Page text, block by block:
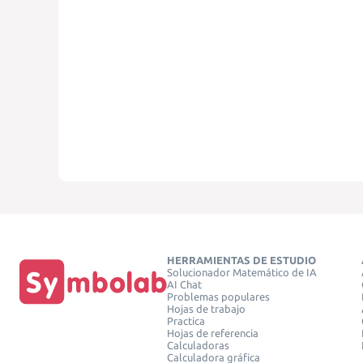
HERRAMIENTAS DE ESTUDIO
Solucionador Matemático de IA
AI Chat
Problemas populares
Hojas de trabajo
Practica
Hojas de referencia
Calculadoras
Calculadora gráfica